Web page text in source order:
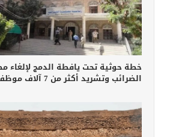
خطة حوثية تحت يافطة الدمج لإلغاء
الضرائب وتشريد أكثر من 7 آلاف موظف